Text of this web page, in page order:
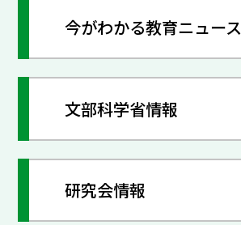
今がわかる教育ニュース
文部科学省情報
研究会情報